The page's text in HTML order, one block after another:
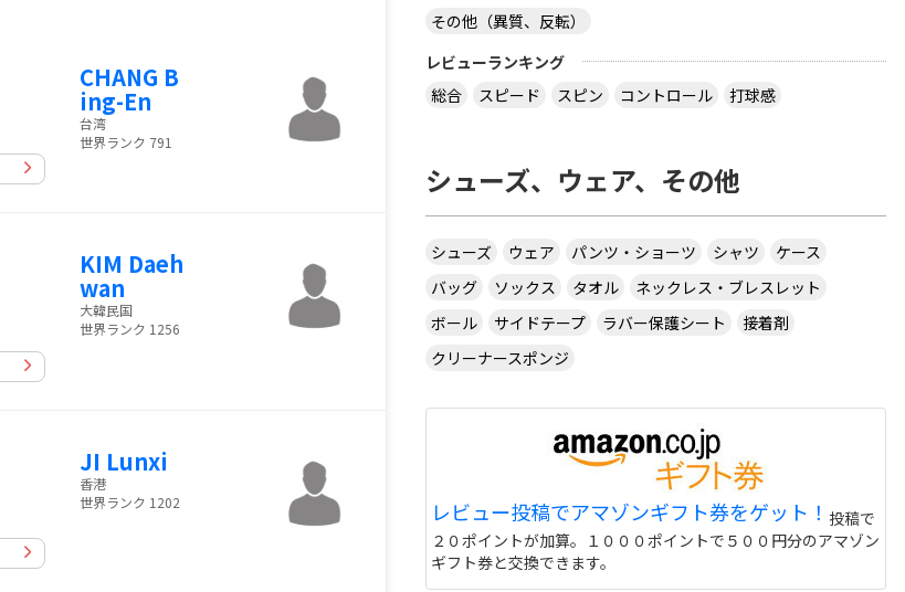
CHANG B
ing-En
台湾
世界ランク 791
KIM Daeh
wan
大韓民国
世界ランク 1256
JI Lunxi
香港
世界ランク 1202
その他（異質、反転）
レビューランキング
総合
スピード スピン コントロール 打球感
シューズ、ウェア、その他
シューズ ウェア パンツ・ショーツ シャツ
ケース
バッグ
ソックス タオル
ネックレス・ブレスレット
ボール
サイドテープ ラバー保護シート
接着剤
クリーナースポンジ
レビュー投稿でアマゾンギフト券をゲット！ 投稿で
２０ポイントが加算。１０００ポイントで５００円分のアマゾン
ギフト券と交換できます。